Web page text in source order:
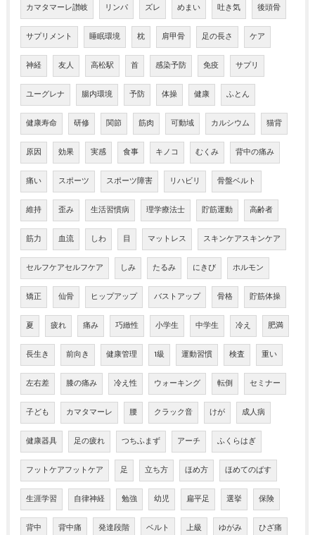
カマタマーレ讃岐 リンパ ズレ めまい 吐き気 後頭骨
サプリメント 睡眠環境 枕 肩甲骨 足の長さ ケア
神経 友人 高松駅 首 感染予防 免疫 サプリ
ユーグレナ 腸内環境 予防 体操 健康 ふとん
健康寿命 研修 関節 筋肉 可動域 カルシウム 猫背
原因 効果 実感 食事 キノコ むくみ 背中の痛み
痛い スポーツ スポーツ障害 リハビリ 骨盤ベルト
維持 歪み 生活習慣病 理学療法士 貯筋運動 高齢者
筋力 血流 しわ 目 マットレス スキンケアスキンケア
セルフケアセルフケア しみ たるみ にきび ホルモン
矯正 仙骨 ヒップアップ バストアップ 骨格 貯筋体操
夏 疲れ 痛み 巧緻性 小学生 中学生 冷え 肥満
長生き 前向き 健康管理 1級 運動習慣 検査 重い
左右差 膝の痛み 冷え性 ウォーキング 転倒 セミナー
子ども カマタマーレ 腰 クラック音 けが 成人病
健康器具 足の疲れ つちふまず アーチ ふくらはぎ
フットケアフットケア 足 立ち方 ほめ方 ほめてのばす
生涯学習 自律神経 勉強 幼児 扁平足 選挙 保険
背中 背中痛 発達段階 ベルト 上級 ゆがみ ひざ痛